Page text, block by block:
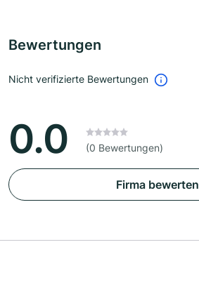
Bewertungen
Nicht verifizierte Bewertungen
0.0 (0 Bewertungen)
Firma bewerten